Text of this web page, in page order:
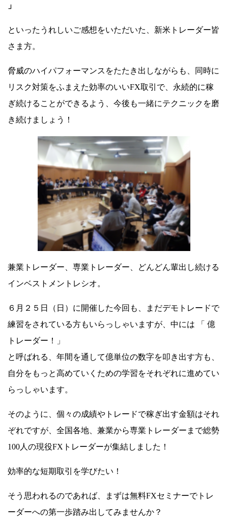
」
といったうれしいご感想をいただいた、新米トレーダー皆
さま方。
脅威のハイパフォーマンスをたたき出しながらも、同時に
リスク対策をふまえた効率のいいFX取引で、永続的に稼
ぎ続けることができるよう、今後も一緒にテクニックを磨
き続けましょう！
兼業トレーダー、専業トレーダー、どんどん輩出し続ける
インベストメントレシオ。
６月２５日（日）に開催した今回も、まだデモトレードで
練習をされている方もいらっしゃいますが、中には 「 億
トレーダー！」
と呼ばれる、年間を通して億単位の数字を叩き出す方も、
自分をもっと高めていくための学習をそれぞれに進めてい
らっしゃいます。
そのように、個々の成績やトレードで稼ぎ出す金額はそれ
ぞれですが、全国各地、兼業から専業トレーダーまで総勢
100人の現役FXトレーダーが集結しました！
効率的な短期取引を学びたい！
そう思われるのであれば、まずは無料FXセミナーでトレ
ーダーへの第一歩踏み出してみませんか？